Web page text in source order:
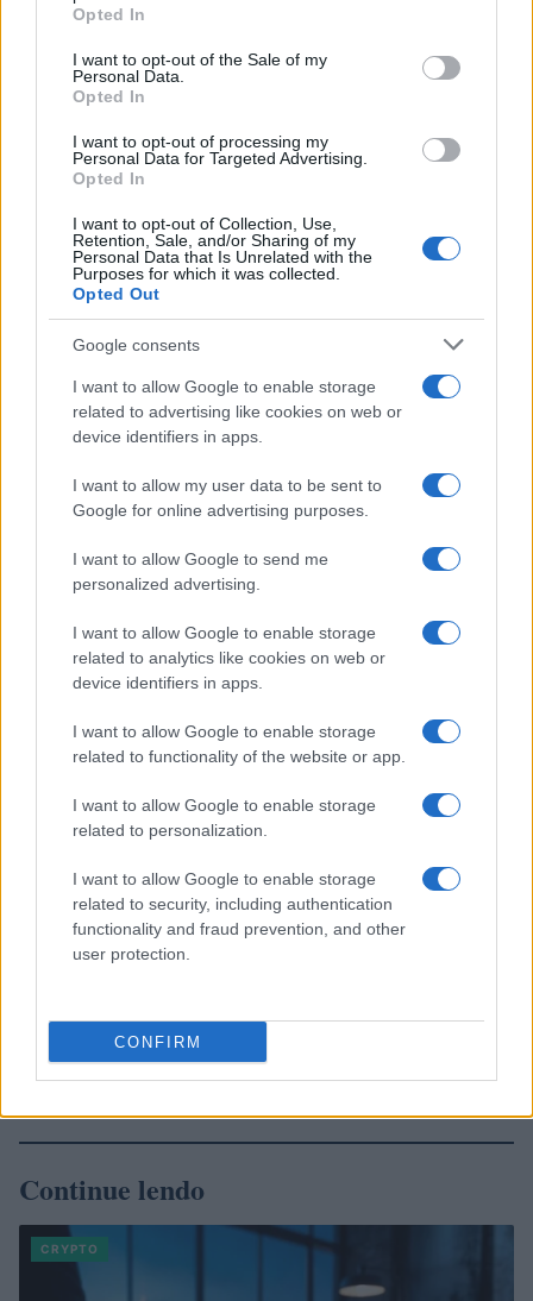
use your data for below specified purposes in below Google
consent section.
Opted In
I want to opt-out of the Sale of my
Personal Data.
Opted In
I want to opt-out of processing my
Personal Data for Targeted Advertising.
Opted In
I want to opt-out of Collection, Use,
Retention, Sale, and/or Sharing of my
Personal Data that Is Unrelated with the
Purposes for which it was collected.
Opted Out
Google consents
I want to allow Google to enable storage
related to advertising like cookies on web or
device identifiers in apps.
I want to allow my user data to be sent to
Google for online advertising purposes.
I want to allow Google to send me
personalized advertising.
I want to allow Google to enable storage
related to analytics like cookies on web or
device identifiers in apps.
I want to allow Google to enable storage
related to functionality of the website or app.
I want to allow Google to enable storage
related to personalization.
I want to allow Google to enable storage
related to security, including authentication
functionality and fraud prevention, and other
user protection.
CONFIRM
resistência e suporte, médias móveis, vários indicadores e
outras técnicas, você pode fazer uma previsão de preço
informada sobre se o preço vai subir ou descer nos
O mercado de criptomoedas é extremamente volátil e
difícil de prever a longo prazo, portanto, pesquisar os
fundamentos e o progresso do BenQi é uma tarefa
essencial antes de decidir investir qualquer quantia de
fundos a longo prazo com o objetivo de mantê-los por
meses ou anos. Ao analisar o preço do BenQi para formar
uma previsão de preço para o curto ou longo prazo, é
essencial levar em consideração a análise técnica e
fundamental.
Giorgia Stromeo
Continue lendo
CRYPTO